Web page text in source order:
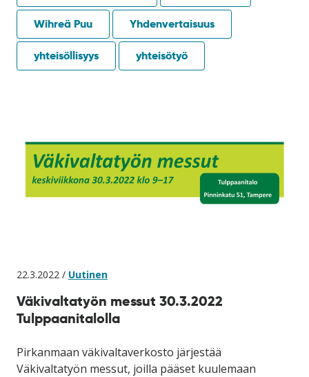
Wihreä Puu Yhdenvertaisuus
yhteisöllisyys yhteisötyö
22.3.2022 / Uutinen
Väkivaltatyön messut 30.3.2022
Tulppaanitalolla
Pirkanmaan väkivaltaverkosto järjestää
Väkivaltatyön messut, joilla pääset kuulemaan